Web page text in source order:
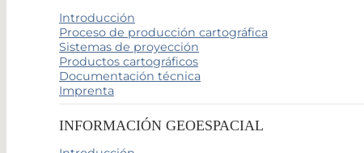
Introducción
Proceso de producción cartográfica
Sistemas de proyección
Productos cartográficos
Documentación técnica
Imprenta
INFORMACIÓN GEOESPACIAL